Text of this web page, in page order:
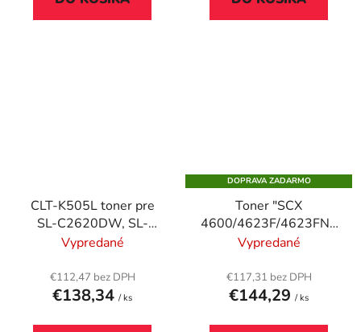
CLT-K505L toner pre
SL-C2620DW, SL-
C2670FW tlačiarne,
Vypredané
€112,47 bez DPH
€138,34 / ks
DOPRAVA ZADARMO
Toner "SCX
4600/4623F/4623FN",
čierny, 2,5K
Vypredané
€117,31 bez DPH
€144,29 / ks